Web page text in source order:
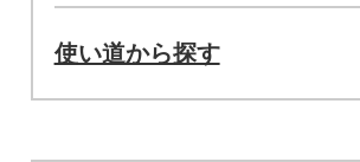
使い道から探す